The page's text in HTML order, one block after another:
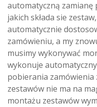
automatyczną zamianę
jakich składa sie
automatycznie
zamówieniu, a my
musimy wykonywać
wykonuje
pobierania zamówienia
zestawów nie ma na
montażu zestawów